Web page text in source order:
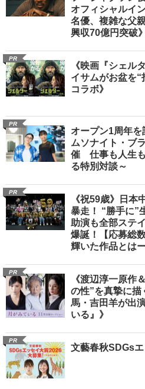
オフィシャルイ
名優、複雑な父
興収70億円突破》
PR
《映画『シェル
イサムがお盆を“
コラボ》
PR
オープン1周年
ムソナイト・ブ
催 仕事も人生
る特別対談～
PR
《祝59歳》日本
暴走！ “勝手に”
助演も全部ステ
爆誕！【応募総
輝いた作品とはー
PR
《渡辺淳一原作
の性”を真摯に描
馬・吉田羊が出
いる』》
PR
文藝春秋SDGs